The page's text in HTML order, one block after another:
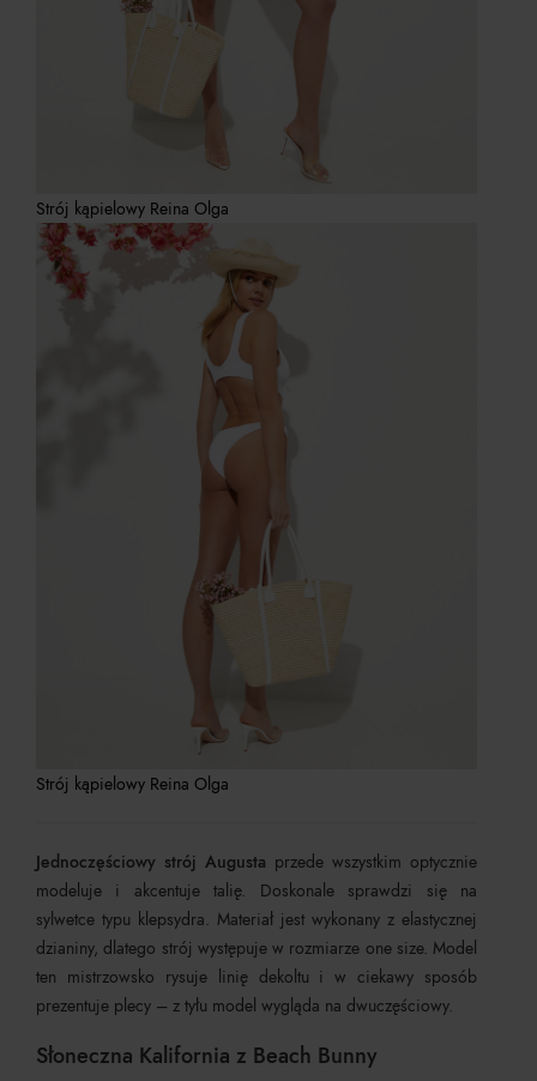
Strój kąpielowy Reina Olga
Strój kąpielowy Reina Olga
Jednoczęściowy strój Augusta przede wszystkim optycznie
modeluje i akcentuje talię. Doskonale sprawdzi się na
sylwetce typu klepsydra. Materiał jest wykonany z elastycznej
dzianiny, dlatego strój występuje w rozmiarze one size. Model
ten mistrzowsko rysuje linię dekoltu i w ciekawy sposób
prezentuje plecy – z tyłu model wygląda na dwuczęściowy.
Słoneczna Kalifornia z Beach Bunny